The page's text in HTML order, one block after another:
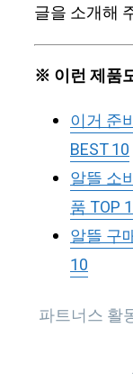
글을 소개해
※ 이런 제품
이거 준
BEST 10
알뜰 소
품 TOP
알뜰 구
10
파트너스 활